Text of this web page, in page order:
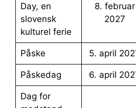
Day, en
slovensk
kulturel ferie
8. februar
2027
påske 5. april
påskedag 6. april
Dag for